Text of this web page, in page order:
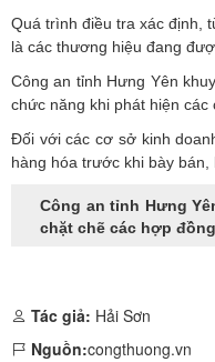
Quá trình điều tra xác định,
là các thương hiệu đang
Công an tỉnh Hưng Yên
chức năng khi phát hiện
Đối với các cơ sở kinh
hàng hóa trước khi bày
Công an tỉnh Hưng
chặt chẽ các hợp
Tác giả: Hải Sơn
Nguồn:congthuong.vn